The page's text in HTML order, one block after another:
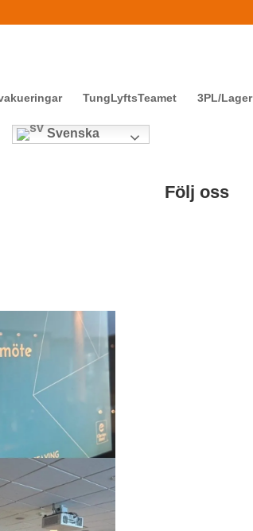
TungLyftsTeamet 3PL/Lager
Svenska
Följ oss